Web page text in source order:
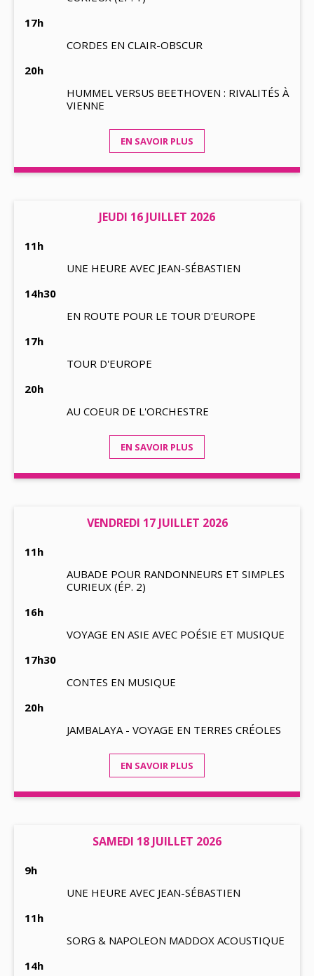
17h
CORDES EN CLAIR-OBSCUR
20h
HUMMEL VERSUS BEETHOVEN : RIVALITÉS À
VIENNE
EN SAVOIR PLUS
JEUDI 16 JUILLET 2026
11h
UNE HEURE AVEC JEAN-SÉBASTIEN
14h30
EN ROUTE POUR LE TOUR D'EUROPE
17h
TOUR D'EUROPE
20h
AU COEUR DE L'ORCHESTRE
EN SAVOIR PLUS
VENDREDI 17 JUILLET 2026
11h
AUBADE POUR RANDONNEURS ET SIMPLES
CURIEUX (ÉP. 2)
16h
VOYAGE EN ASIE AVEC POÉSIE ET MUSIQUE
17h30
CONTES EN MUSIQUE
20h
JAMBALAYA - VOYAGE EN TERRES CRÉOLES
EN SAVOIR PLUS
SAMEDI 18 JUILLET 2026
9h
UNE HEURE AVEC JEAN-SÉBASTIEN
11h
SORG & NAPOLEON MADDOX ACOUSTIQUE
14h